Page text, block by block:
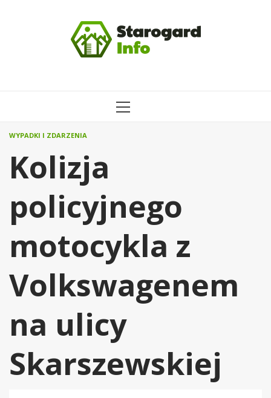
MENU
WYPADKI I ZDARZENIA
Kolizja
policyjnego
motocykla z
Volkswagenem
na ulicy
Skarszewskiej